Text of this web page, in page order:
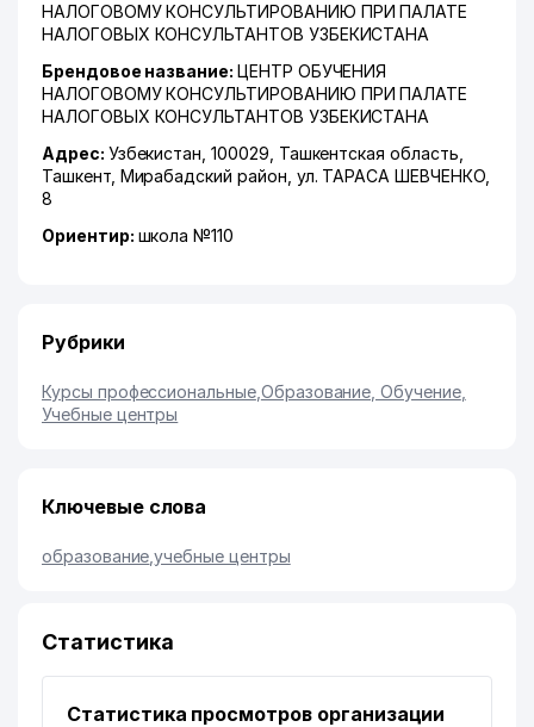
НАЛОГОВОМУ КОНСУЛЬТИРОВАНИЮ ПРИ ПАЛАТЕ
НАЛОГОВЫХ КОНСУЛЬТАНТОВ УЗБЕКИСТАНА
Брендовое название: ЦЕНТР ОБУЧЕНИЯ
НАЛОГОВОМУ КОНСУЛЬТИРОВАНИЮ ПРИ ПАЛАТЕ
НАЛОГОВЫХ КОНСУЛЬТАНТОВ УЗБЕКИСТАНА
Адрес: Узбекистан, 100029, Ташкентская область
Ташкент, Мирабадский район ул. ТАРАСА ШЕВЧЕНКО,
8
Ориентир: школа №110
Рубрики
Курсы профессиональные, Образование, Обучение,
Учебные центры
Ключевые слова
образование ,учебные центры
Статистика
Статистика просмотров организации